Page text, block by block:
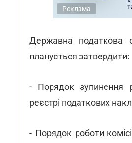
Реклама
Державна податкова
планується затвердити:
- Порядок зупинення
реєстрі податкових
- Порядок роботи